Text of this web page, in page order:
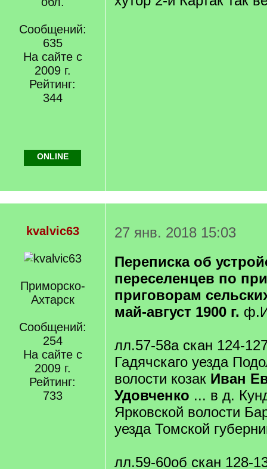
Сообщений:
635
На сайте с
2009 г.
Рейтинг:
344
ONLINE
kvalvic63
Приморско-
Ахтарск
Сообщений:
254
На сайте с
2009 г.
Рейтинг:
733
27 янв. 2018 15:03
Переписка об
переселенцев по
приговорам
май-август 1900 г.
лл.57-58а скан 124-
Гадячскаго уезда
волости козак Иван
Удовченко ... в д.
Ярковской волости
уезда Томской
лл.59-60об скан 128-